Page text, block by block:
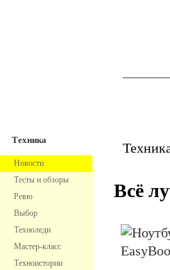
Техника
Новости
Тесты и обзоры
Ревю
Выбор
Техноледи
Мастер-класс
Техноистории
Всё